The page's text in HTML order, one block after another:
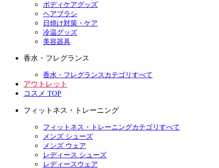
ボディケアグッズ
ヘアブラシ
日焼け対策・ケア
冷温グッズ
美容器具
香水・フレグランス
香水・フレグランスカテゴリすべて
アウトレット
コスメ TOP
フィットネス・トレーニング
フィットネス・トレーニングカテゴリすべて
メンズ シューズ
メンズ ウェア
レディース シューズ
レディースウェア